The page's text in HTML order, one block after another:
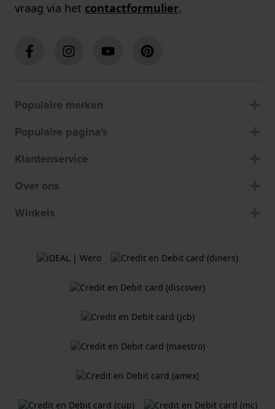
vraag via het contactformulier.
Populaire merken
Populaire pagina's
Klantenservice
Over ons
Winkels